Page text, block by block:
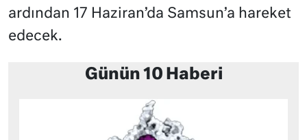
ardından 17 Haziran’da Samsun’a hareket
edecek.
Günün 10 Haberi